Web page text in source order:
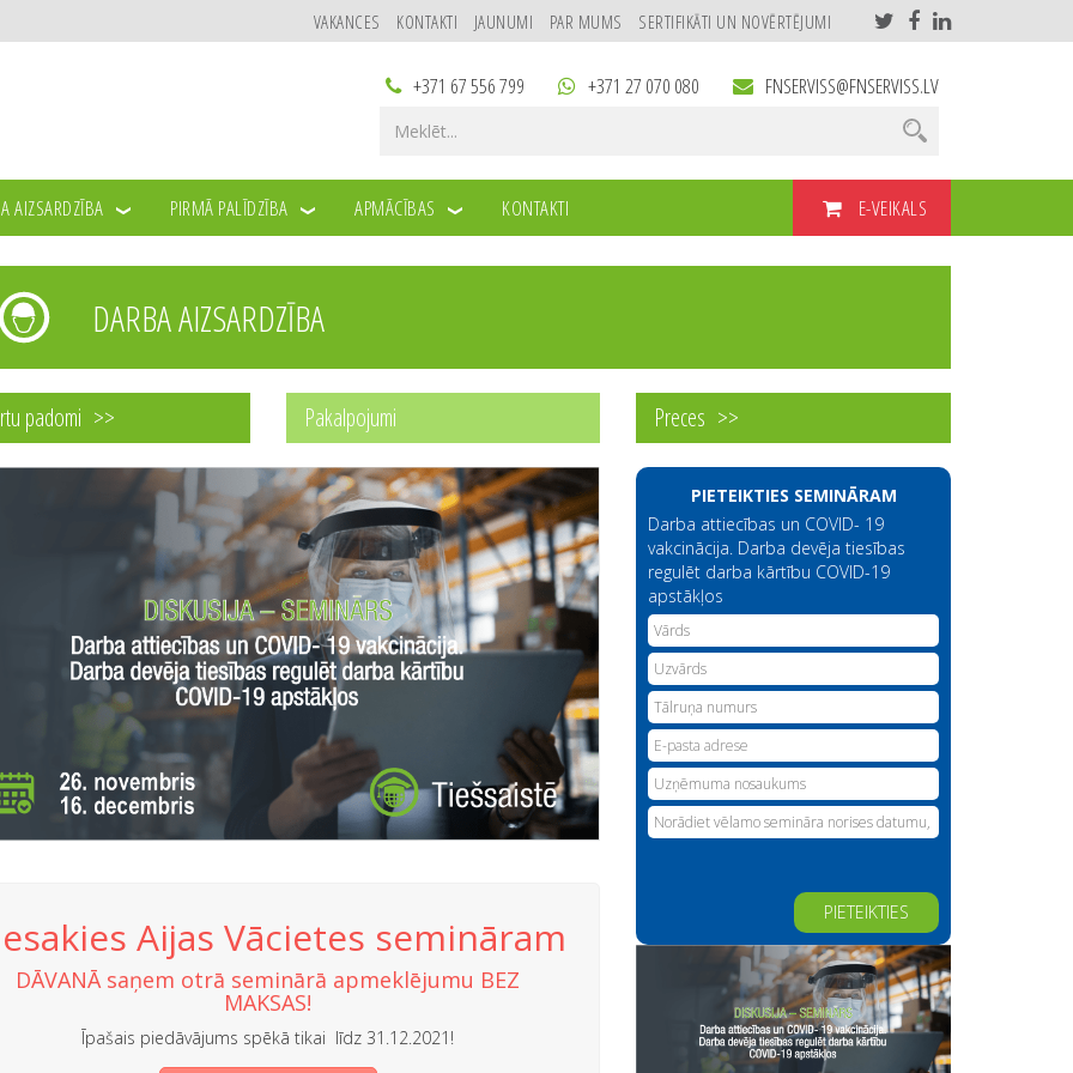
VAKANCES KONTAKTI JAUNUMI PAR MUMS SERTIFIKĀTI UN NOVĒRTĒJUMI
+371 67 556 799 +371 27 070 080 FNSERVISS@FNSERVISS.LV
AIZSARDZĪBA PIRMĀ PALĪDZĪBA APMĀCĪBAS KONTAKTI E-VEIKALS
DARBA AIZSARDZĪBA
padomi Pakalpojumi Preces
Aijas Vācietes semināram
DĀVANĀ saņem otrā seminārā apmeklējumu BEZ
MAKSAS!
Īpašais piedāvājums spēkā tikai līdz 31.12.2021!
PIETEIKTIES SEMINĀRAM
Darba attiecības un COVID- 19
vakcinācija. Darba devēja tiesības
regulēt darba kārtību COVID-19
apstākļos
Alternative: